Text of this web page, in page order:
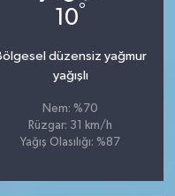
10°
düzensiz yağmur
yağışlı
Nem: %70
Rüzgar: 31 km/h
Yağış Olasılığı: %87